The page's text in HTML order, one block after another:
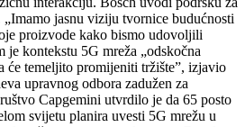
jasnu viziju tvornice budućnosti
proizvode kako bismo udovoljili
kontekstu 5G mreža „odskočna
će temeljito promijeniti tržište”, izjavio
upravnog odbora zadužen za
Capgemini utvrdilo je da 65 posto
svijetu planira uvesti 5G mrežu u